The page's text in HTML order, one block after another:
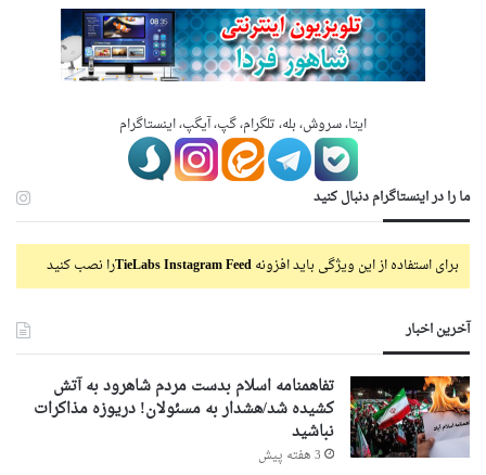
ایتا، سروش، بله، تلگرام، گپ، آیگپ، اینستاگرام
ما را در اینستاگرام دنبال کنید
برای استفاده از این ویژگی باید افزونهTieLabs Instagram Feedرا نصب کنید
آخرین اخبار
تفاهمنامه اسلام بدست مردم شاهرود به آتش
کشیده شد/هشدار به مسئولان! دریوزه مذاکرات
نباشید
3 هفته پیش